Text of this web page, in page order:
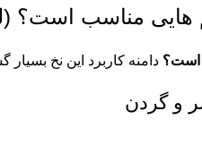
هایی مناسب است؟
است؟ دامنه کاربرد این نخ